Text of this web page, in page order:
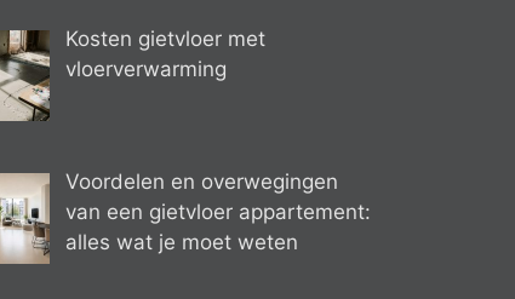
Kosten gietvloer met
vloerverwarming
Voordelen en overwegingen
van een gietvloer appartement:
alles wat je moet weten